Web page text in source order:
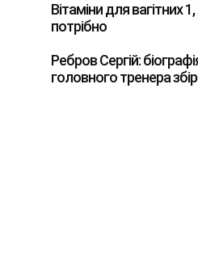
Вітаміни для вагітних
потрібно
Ребров Сергій:
головного тренера